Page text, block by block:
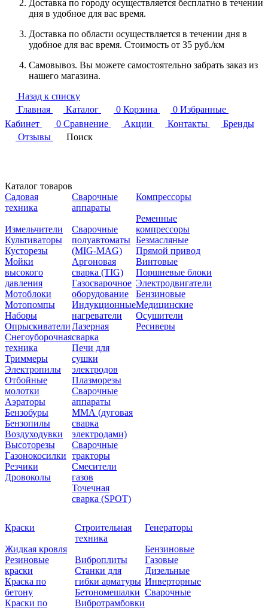
Доставка по городу осуществляется бесплатно в течении
дня в удобное для вас время.
Доставка по области осуществляется в течении дня в
удобное для вас время. Стоимость от 35 руб./км
Самовывоз. Вы можете самостоятельно забрать заказ из
нашего магазина.
Назад к списку
Главная
Каталог 0 Корзина 0 Избранные
Кабинет
0 Сравнение Акции Контакты
Бренды
Отзывы
Поиск
Каталог товаров
Садовая
техника
Измельчители
Культиваторы
Кусторезы
Мойки
высокого
давления
Мотоблоки
Мотопомпы
Наборы
Опрыскиватели
Снегоуборочная
техника
Триммеры
Электропилы
Отбойные
молотки
Аэраторы
Бензобуры
Бензопилы
Воздуходувки
Высоторезы
Газонокосилки
Резчики
Дровоколы
Сварочные
аппараты
Сварочные
полуавтоматы
(MIG-MAG)
Аргоновая
сварка (TIG)
Газосварочное
оборудование
Индукционные
нагреватели
Лазерная
сварка
Печи для
сушки
электродов
Плазморезы
Сварочные
аппараты
ММА (дуговая
сварка
электродами)
Сварочные
тракторы
Смесители
газов
Точечная
сварка (SPOT)
Компрессоры
Ременные
компрессоры
Безмасляные
Прямой привод
Винтовые
Поршневые блоки
Электродвигатели
Бензиновые
Медицинские
Осушители
Ресиверы
Краски
Жидкая кровля
Резиновые
краски
Краска по
бетону
Краски по
Строительная
техника
Виброплиты
Станки для
гибки арматуры
Бетономешалки
Вибротрамбовки
Генераторы
Бензиновые
Газовые
Дизельные
Инверторные
Сварочные